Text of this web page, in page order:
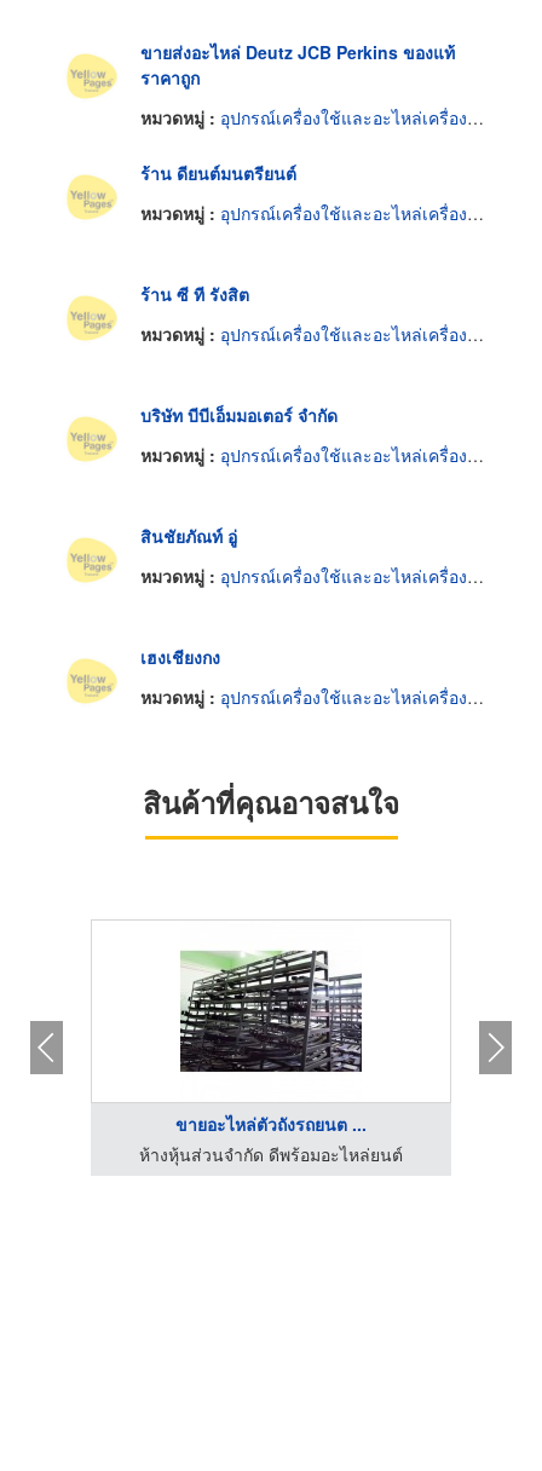
ขายส่งอะไหล่ Deutz JCB Perkins ของแท้
ราคาถูก
หมวดหมู่ : อุปกรณ์เครื่องใช้และอะไหล่เครื่องยนต์
ร้าน ดียนต์มนตรียนต์
หมวดหมู่ : อุปกรณ์เครื่องใช้และอะไหล่เครื่องยนต์
ร้าน ซี ที รังสิต
หมวดหมู่ : อุปกรณ์เครื่องใช้และอะไหล่เครื่องยนต์
บริษัท บีบีเอ็มมอเตอร์ จำกัด
หมวดหมู่ : อุปกรณ์เครื่องใช้และอะไหล่เครื่องยนต์
สินชัยภัณท์ อู่
หมวดหมู่ : อุปกรณ์เครื่องใช้และอะไหล่เครื่องยนต์
เฮงเชียงกง
หมวดหมู่ : อุปกรณ์เครื่องใช้และอะไหล่เครื่องยนต์
สินค้าที่คุณอาจสนใจ
ขายอะไหล่ตัวถังรถยนต ...
ห้างหุ้นส่วนจำกัด ดีพร้อมอะไหล่ยนต์